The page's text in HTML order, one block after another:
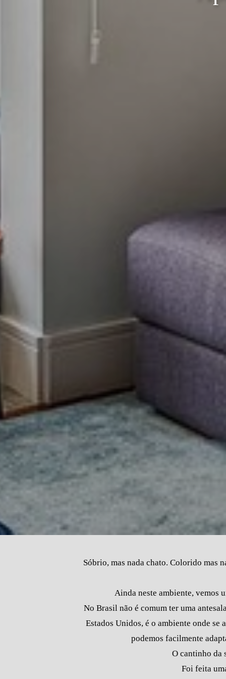
Sóbrio, mas nada chato. Colorido mas
Ainda neste ambiente, vemos
No Brasil não é comum ter uma
Estados Unidos, é o ambiente onde se
podemos facilmente
O cantinho da
Foi feita